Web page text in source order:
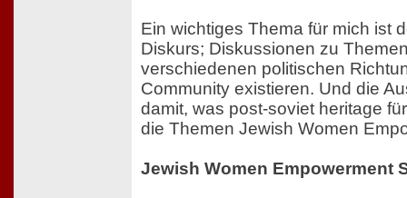
Ein wichtiges Thema für mich ist
Diskurs; Diskussionen zu
verschiedenen politischen
Community existieren. Und die
damit, was post-soviet heritage
die Themen Jewish Women
Jewish Women Empowerment